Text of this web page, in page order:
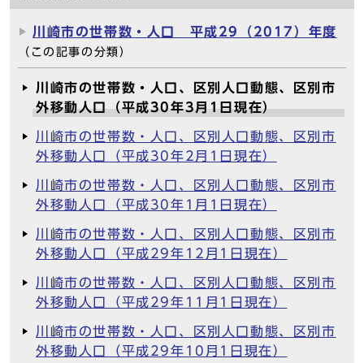
川崎市の世帯数・人口 平成29（2017）年度
（この記事の分類）
川崎市の世帯数・人口、区別人口動態、区別市
外移動人口（平成30年3月1日現在）
川崎市の世帯数・人口、区別人口動態、区別市
外移動人口（平成30年2月1日現在）
川崎市の世帯数・人口、区別人口動態、区別市
外移動人口（平成30年1月1日現在）
川崎市の世帯数・人口、区別人口動態、区別市
外移動人口（平成29年12月1日現在）
川崎市の世帯数・人口、区別人口動態、区別市
外移動人口（平成29年11月1日現在）
川崎市の世帯数・人口、区別人口動態、区別市
外移動人口（平成29年10月1日現在）